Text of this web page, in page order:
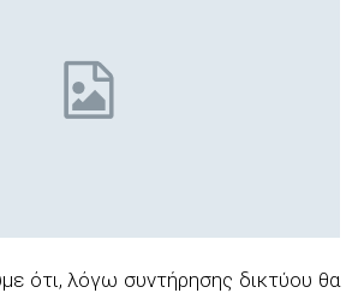
ότι, λόγω συντήρησης δικτύου θα